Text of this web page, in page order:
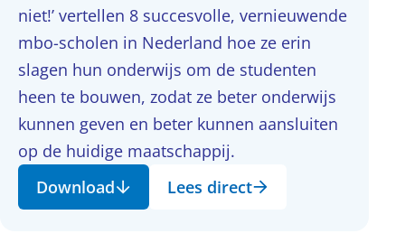
niet!’ vertellen 8 succesvolle, vernieuwende
mbo-scholen in Nederland hoe ze erin
slagen hun onderwijs om de studenten
heen te bouwen, zodat ze beter onderwijs
kunnen geven en beter kunnen aansluiten
op de huidige maatschappij.
Download
Lees direct